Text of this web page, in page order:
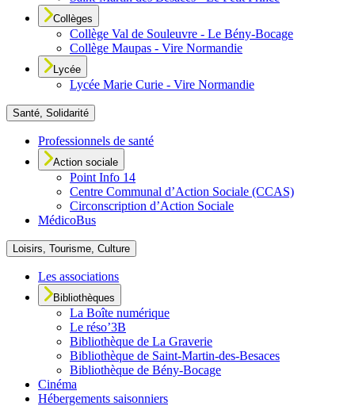
Collèges
Collège Val de Souleuvre - Le Bény-Bocage
Collège Maupas - Vire Normandie
Lycée
Lycée Marie Curie - Vire Normandie
Santé, Solidarité
Professionnels de santé
Action sociale
Point Info 14
Centre Communal d’Action Sociale (CCAS)
Circonscription d’Action Sociale
MédicoBus
Loisirs, Tourisme, Culture
Les associations
Bibliothèques
La Boîte numérique
Le réso’3B
Bibliothèque de La Graverie
Bibliothèque de Saint-Martin-des-Besaces
Bibliothèque de Bény-Bocage
Cinéma
Hébergements saisonniers